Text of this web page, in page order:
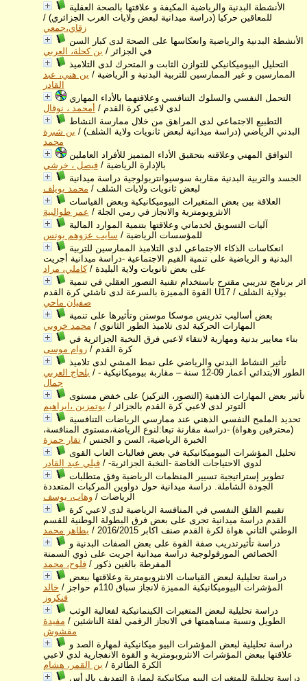
الأنشطة البدنية والرياضية المكيفة و علاقتها بالصحة العقلية
للمعاقين حركيا (دراسة ميدانية لبعض ولايات الغرب الجزائري) /
زقاي،جمعي
الأنشطة البدنية والرياضية وانعكاسها على الصحة لدى كبار السن
في الجزائر / بن كحلة، العربي
التحليل البيوميكانيكي للتوازن الثابت و المتحرك لدى التلاميذ
الممارسين و غير الممارسين للتربية البدنية و الرياضية / بن هني، عبد
القادر
التحمل النفسي والسلوك التنافسي وعلاقتهما بالأداء المهاري
لدى لاعبي كرة القدم / أمحمد ، نوقال
التطبيع الاجتماعي لدى المراهق من خلال ممارسة النشاط
البدني الرياضي (دراسة ميدانية لبعض ثانويات ولاية الشلف) / بن شبرة
محمد
التوافق المهني وعلاقته بتحقيق الأداء المتميز للأفراد العاملين
بالإدارة الرياضية /فيصل ، خرشي
الجسد والتربية البدنية مقاربة سوسيوانتربولوجية دراسة ميدانية
لبعض ثانويات ولايات الشلف / محمد بويلف
العلاقة بين بعض المتغيرات البيوميكانيكية وبعض القياسات
الانثروبومترية والانجاز في رمي الجلة / عمر طوالبية
آليات التسويق لخدماتي وعلاقتها بتنمية الموارد المالية
للمؤسسات الرياضية / سايب عزوهم يونس
انعكاسات الذكاء الاجتماعي لدى التلاميذ الممارسين للتربية
البدنية و الرياضية على تنمية القيم الاجتماعية -دراسة ميدانية أجريت
على بعض ثانويات ولاية البليدة /كاملي، مراد
ائر برنامج تدريبي مقترح باستخدام تقنية التصور العقلي في تنمية
القوة المميزة بالسرعة لدى ناشئي كرة القدم U17 بولاية الشلف /
صفيان ماحي
بعض أساليب تدريس موسكا موستن وتأثيرها على تنمية
المهارات الحركية لدى تلاميذ الطور الثانوي / محمد خروبي
بناء معايير بدنية ومهارية لانتقاء لاعبي فرق النخبة الجزائرية في
كرة القدم /روام موسى
تأثير النشاط البدني والرياضي على نمط المشي لدى تلاميذ
الطور الابتدائي أعمار 09-12 سنة – مقاربة بيوميكانيكية -
/ بلحاج العربي
جمال
تأثير بعض المهارات الذهنية (التصور، التركيز) على خفض مستوى
التوتر لدى لاعبي كرة القدم بالجزائر / بوتمزين ،ابراهيم
تحديد الملمح النفسي الذهني عند ممارسي الرياضات التنافسية
(محترفين وهواة) -دراسة مقارنة تبعا:لنوع الرياضة،مستوى المنافسة،
الخبرة الرياضية، السن و الجنس /تقار حمزة
تحليل المؤشرات البيوميكانيكية في بعض فعاليات العاب القوى
لدوي الاحتياجات الخاضة -النخبة الجزائرية- /قبلي عبد القادر
تطوير إستراتيجية تسيير المنظمات الرياضية وفق متطلبات
الجودة الشاملة. دراسة ميدانية حول دواوين المركبات المتعددة
الرياضات /وهاب، يوسف
تقييم القلق النفسي في المنافسة الرياضية لدى لاعبي كرة
القدم دراسة ميدانية تجرى على بعض فرق البطولة الوطنية للقسم
الوطني الثاني هواة لكرة القدم صنف اكابر 2016/2015
/ بطاهر محمد
دراسة تأثيرتدريب صفة القوة على بعض الصفات البدنية و
الخصائص المورفولوجية دراسة ميدانية اجريت على ذوي السمنة
المفرطة بالغين ذكور /فلوح، محمد
دراسة تحليلية لبعض القياسات الانثروبومترية وعلاقتها ببعض
المؤشرات البيوميكانيكية المميزة لانجاز سباق 110م حواجز
/ خالد
فنكروز
دراسة تحليلية لبعض المتغيرات الكينماتيكية لفعالية الوثب
الطويل ونسبة مساهمتها في الانجاز الرقمي لفئة الناشئين / مفيدة
مقشوش
دراسة تحليلية لبعض المؤشرات البيو ميكانيكية لمهارة الصد و
علاقتها ببعض المؤشرات الانثروبومترية و القوة الانفجارية لدي لاعبي
الكرة الطائرة / بن القمر، هشام
دراسة تحليلية للمتغيرات البيو ميكانيكية لمهارة التهديف بالرأس